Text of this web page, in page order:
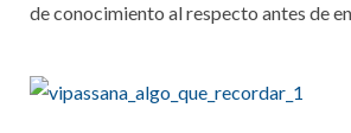
de conocimiento al respecto antes de